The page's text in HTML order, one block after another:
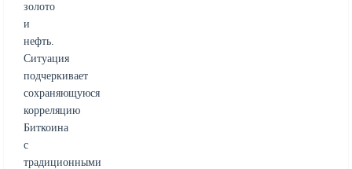
золото
и
нефть.
Ситуация
подчеркивает
сохраняющуюся
корреляцию
Биткоина
с
традиционными